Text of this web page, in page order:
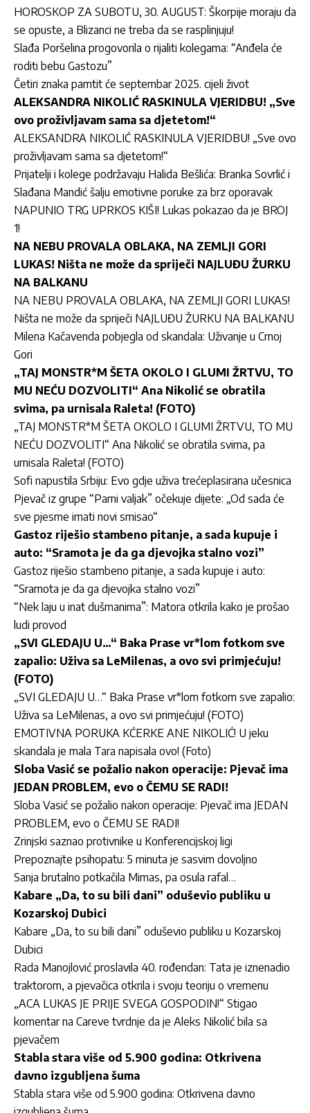
HOROSKOP ZA SUBOTU, 30. AUGUST: Škorpije moraju da
se opuste, a Blizanci ne treba da se rasplinjuju!
Slađa Poršelina progovorila o rijaliti kolegama: “Anđela će
roditi bebu Gastozu”
Četiri znaka pamtit će septembar 2025. cijeli život
ALEKSANDRA NIKOLIĆ RASKINULA VJERIDBU! „Sve
ovo proživljavam sama sa djetetom!“
ALEKSANDRA NIKOLIĆ RASKINULA VJERIDBU! „Sve ovo
proživljavam sama sa djetetom!“
Prijatelji i kolege podržavaju Halida Bešlića: Branka Sovrlić i
Slađana Mandić šalju emotivne poruke za brz oporavak
NAPUNIO TRG UPRKOS KIŠI! Lukas pokazao da je BROJ
1!
NA NEBU PROVALA OBLAKA, NA ZEMLJI GORI
LUKAS! Ništa ne može da spriječi NAJLUĐU ŽURKU
NA BALKANU
NA NEBU PROVALA OBLAKA, NA ZEMLJI GORI LUKAS!
Ništa ne može da spriječi NAJLUĐU ŽURKU NA BALKANU
Milena Kačavenda pobjegla od skandala: Uživanje u Crnoj
Gori
„TAJ MONSTR*M ŠETA OKOLO I GLUMI ŽRTVU, TO
MU NEĆU DOZVOLITI“ Ana Nikolić se obratila
svima, pa urnisala Raleta! (FOTO)
„TAJ MONSTR*M ŠETA OKOLO I GLUMI ŽRTVU, TO MU
NEĆU DOZVOLITI“ Ana Nikolić se obratila svima, pa
urnisala Raleta! (FOTO)
Sofi napustila Srbiju: Evo gdje uživa trećeplasirana učesnica
Pjevač iz grupe “Parni valjak” očekuje dijete: „Od sada će
sve pjesme imati novi smisao“
Gastoz riješio stambeno pitanje, a sada kupuje i
auto: “Sramota je da ga djevojka stalno vozi”
Gastoz riješio stambeno pitanje, a sada kupuje i auto:
“Sramota je da ga djevojka stalno vozi”
“Nek laju u inat dušmanima”: Matora otkrila kako je prošao
ludi provod
„SVI GLEDAJU U…“ Baka Prase vr*lom fotkom sve
zapalio: Uživa sa LeMilenas, a ovo svi primjećuju!
(FOTO)
„SVI GLEDAJU U…“ Baka Prase vr*lom fotkom sve zapalio:
Uživa sa LeMilenas, a ovo svi primjećuju! (FOTO)
EMOTIVNA PORUKA KĆERKE ANE NIKOLIĆ! U jeku
skandala je mala Tara napisala ovo! (Foto)
Sloba Vasić se požalio nakon operacije: Pjevač ima
JEDAN PROBLEM, evo o ČEMU SE RADI!
Sloba Vasić se požalio nakon operacije: Pjevač ima JEDAN
PROBLEM, evo o ČEMU SE RADI!
Zrinjski saznao protivnike u Konferencijskoj ligi
Prepoznajte psihopatu: 5 minuta je sasvim dovoljno
Sanja brutalno potkačila Mimas, pa osula rafal…
Kabare „Da, to su bili dani” oduševio publiku u
Kozarskoj Dubici
Kabare „Da, to su bili dani” oduševio publiku u Kozarskoj
Dubici
Rada Manojlović proslavila 40. rođendan: Tata je iznenadio
traktorom, a pjevačica otkrila i svoju teoriju o vremenu
„ACA LUKAS JE PRIJE SVEGA GOSPODIN!“ Stigao
komentar na Careve tvrdnje da je Aleks Nikolić bila sa
pjevačem
Stabla stara više od 5.900 godina: Otkrivena
davno izgubljena šuma
Stabla stara više od 5.900 godina: Otkrivena davno